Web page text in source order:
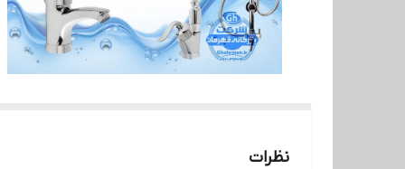
نظرات